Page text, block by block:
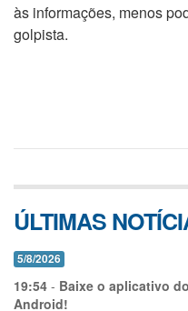
às informações, menos
golpista.
ÚLTIMAS
5/8/2026
19:54 - Baixe o aplicativo
Android!